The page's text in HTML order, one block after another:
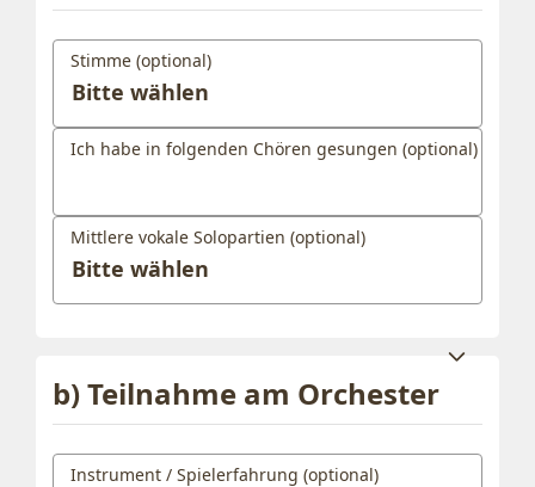
Stimme (optional)
Ich habe in folgenden Chören gesungen (optional)
Mittlere vokale Solopartien (optional)
b) Teilnahme am Orchester
Instrument / Spielerfahrung (optional)